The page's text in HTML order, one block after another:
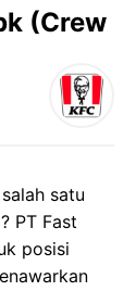
(Crew
satu
PT Fast
posisi